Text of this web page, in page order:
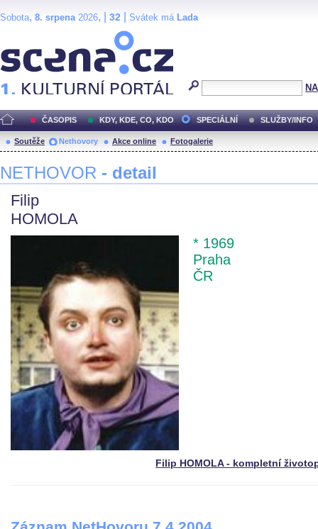
Sobota, 8. srpena2026, | 32 Svátek má Lada
ČASOPIS KDY, KDE, CO, KDO SPECIÁLNÍ SLUŽBY/INFO
Soutěže Nethovory Akce online Fotogalerie
NETHOVOR - detail
Filip
HOMOLA
* 1969
Praha
ČR
Filip HOMOLA - kompletní